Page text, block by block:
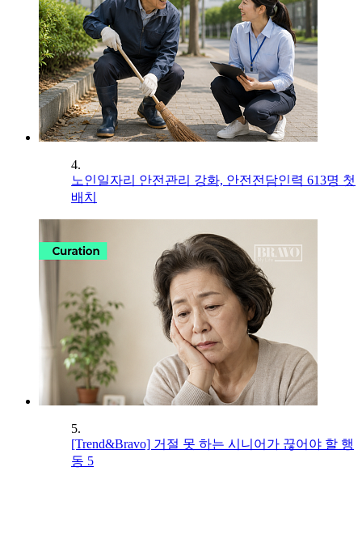
4.
노인일자리 안전관리 강화, 안전전담인력 613명 첫
배치
5.
[Trend&Bravo] 거절 못 하는 시니어가 끊어야 할 행
동 5